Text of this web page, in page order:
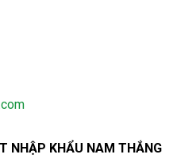
NHẬP KHẨU NAM THẮNG